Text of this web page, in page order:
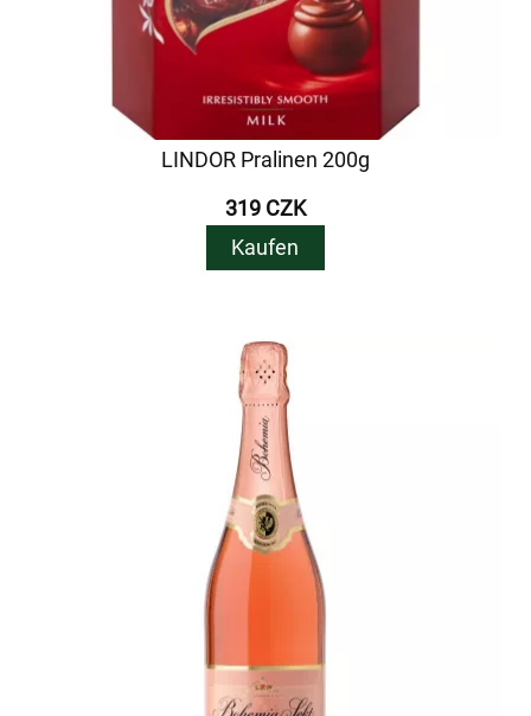
LINDOR Pralinen 200g
319 CZK
Kaufen